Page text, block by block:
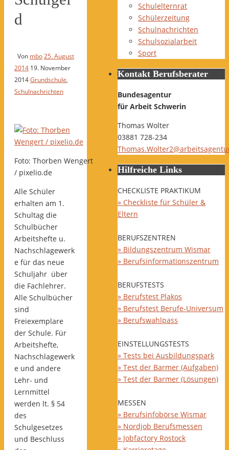
d
Von mbo 25. August
2014 19. November
2014Grundschule
Schulnachrichten
Foto: Thorben Wengert
/ pixelio.de
Alle Schüler
erhalten am 1.
Schultag die
Schulbücher
Arbeitshefte u.
Nachschlagewerk
e für das neue
Schuljahr über
die Fachlehrer.
Alle Schulbücher
sind
Freiexemplare
der Schule. Für
Arbeitshefte,
Nachschlagewerk
e und andere
Lehr- und
Lernmittel
werden lt. § 54
des
Schulgesetzes
und Beschluss
Schulelternrat
Schülerzeitung
Schulnachrichten
Schulsozialarbeit
Sport
Kontakt Berufsberater
Bundesagentur
für Arbeit Schwerin
Thomas Wolter
03881 728-234
Hilfreiche Links
CHECKLISTE PRAKTIKUM
» Checkliste für Schüler &
Eltern
BERUFSZENTREN
» Bildungszentrum Wismar
» Berufsinformationszentrum
BERUFSTESTS
» Berufstest Plakos
» Berufstest Berufe-Universum
» Berufswahlpass
EINSTELLUNGSTESTS
» Tests bei Ausbildungspark
» Test der Barmer (Aufgaben)
» Test der Barmer (Lösungen)
MESSEN
» Berufsinfobörse Wismar
» Nordjob Berufsmessen
» Jobfactory Rostock